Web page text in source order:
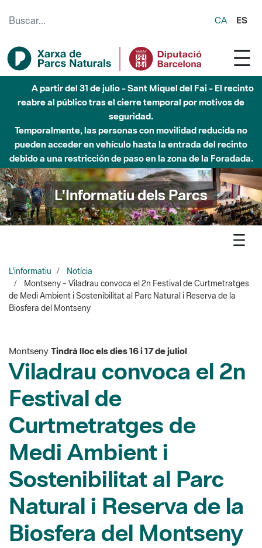
CA ES
A partir del 31 de julio - Sant Miquel del Fai - El recinto
reabre al público tras el cierre temporal por motivos de
seguridad.
Temporalmente, las personas con movilidad reducida no
pueden acceder en vehículo hasta la entrada del recinto
debido a una restricción de paso en la zona de la Foradada.
L'Informatiu dels Parcs
L'informatiu
Notícia
Montseny - Viladrau convoca el 2n Festival de Curtmetratges
de Medi Ambient i Sostenibilitat al Parc Natural i Reserva de la
Biosfera del Montseny
Montseny Tindrà lloc els dies 16 i 17 de juliol
Viladrau convoca el 2n
Festival de
Curtmetratges de
Medi Ambient i
Sostenibilitat al Parc
Natural i Reserva de la
Biosfera del Montseny